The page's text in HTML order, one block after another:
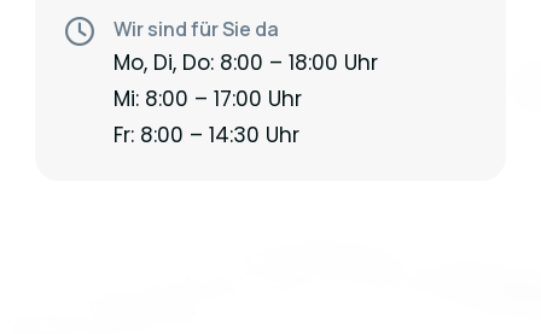
Wir sind für Sie da
Mo, Di, Do: 8:00 – 18:00 Uhr
Mi: 8:00 – 17:00 Uhr
Fr: 8:00 – 14:30 Uhr